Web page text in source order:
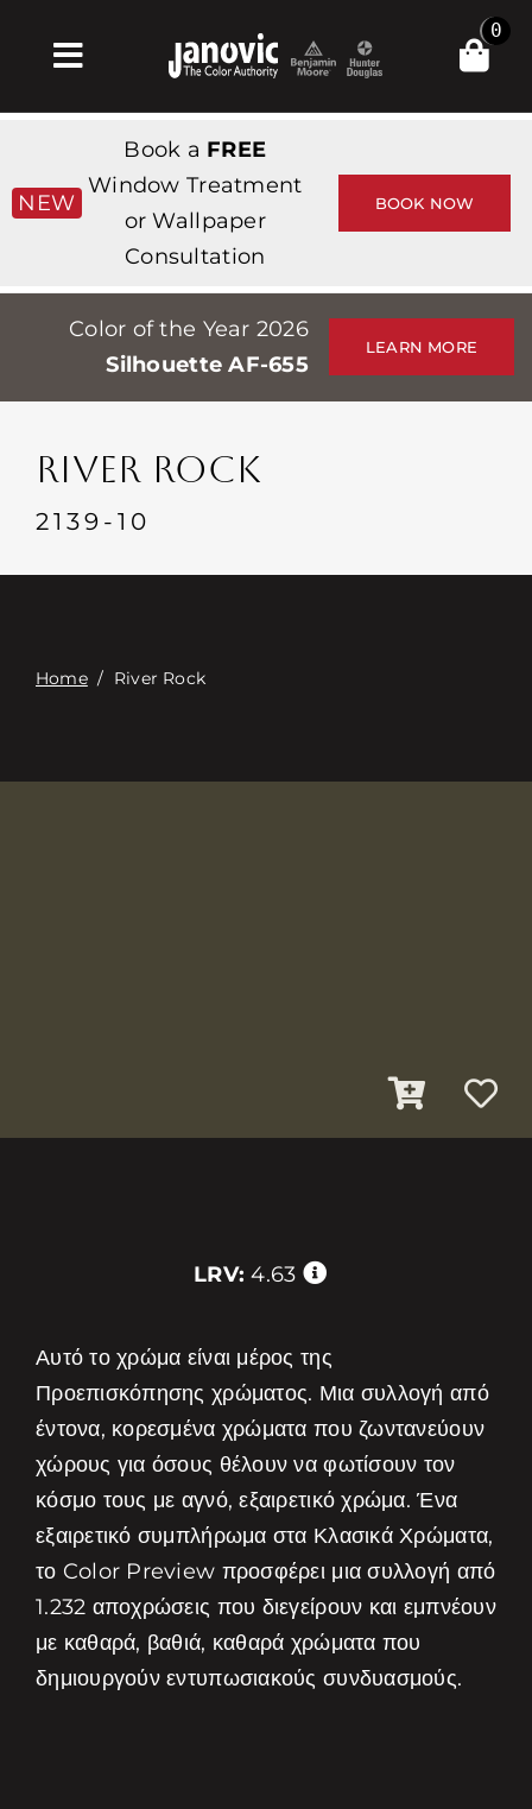
Toggle
Navigation
Products & Services
Κατάστημα
Professionals
Stores
Εκδηλώσεις
Επαφή
0
NEW
Book a FREE
Window Treatment
or Wallpaper
Consultation
BOOK NOW
Color of the Year 2026
Silhouette AF-655
LEARN MORE
RIVER ROCK
2139-10
Home/ River Rock
LRV: 4.63
Αυτό το χρώμα είναι μέρος της
Προεπισκόπησης χρώματος. Μια συλλογή από
έντονα, κορεσμένα χρώματα που ζωντανεύουν
χώρους για όσους θέλουν να φωτίσουν τον
κόσμο τους με αγνό, εξαιρετικό χρώμα. Ένα
εξαιρετικό συμπλήρωμα στα Κλασικά Χρώματα,
το Color Preview προσφέρει μια συλλογή από
1.232 αποχρώσεις που διεγείρουν και εμπνέουν
με καθαρά, βαθιά, καθαρά χρώματα που
δημιουργούν εντυπωσιακούς συνδυασμούς.